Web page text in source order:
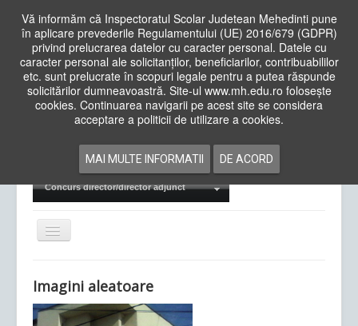
Vă informăm că Inspectoratul Scolar Judetean Mehedinti pune
în aplicare prevederile Regulamentului (UE) 2016/679 (GDPR)
privind prelucrarea datelor cu caracter personal. Datele cu
caracter personal ale solicitanților, beneficiarilor, contribuabililor
etc. sunt prelucrate în scopuri legale pentru a putea răspunde
solicitărilor dumneavoastră. Site-ul www.mh.edu.ro folosește
cookies. Continuarea navigarii pe acest site se considera
acceptare a politicii de utilizare a cookies.
MAI MULTE INFORMATII DE ACORD
Cauta
in
siteAcasa Cadre Didactice
Examene Naționale
Concurs director/director adjunct
Comută
navigarea
Imagini aleatoare